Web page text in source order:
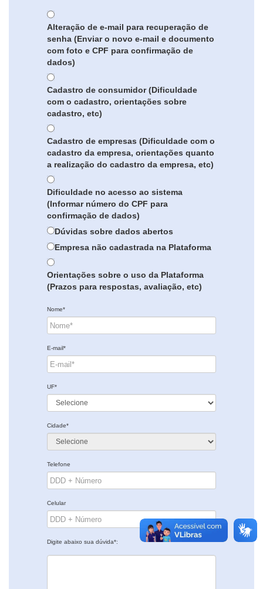
Alteração de e-mail para recuperação de
senha (Enviar o novo e-mail e documento
com foto e CPF para confirmação de
dados)
Cadastro de consumidor (Dificuldade
com o cadastro, orientações sobre
cadastro, etc)
Cadastro de empresas (Dificuldade com o
cadastro da empresa, orientações quanto
a realização do cadastro da empresa, etc)
Dificuldade no acesso ao sistema
(Informar número do CPF para
confirmação de dados)
Dúvidas sobre dados abertos
Empresa não cadastrada na Plataforma
Orientações sobre o uso da Plataforma
(Prazos para respostas, avaliação, etc)
Nome*
E-mail*
UF*
Cidade*
Telefone
Celular
Digite abaixo sua dúvida*: